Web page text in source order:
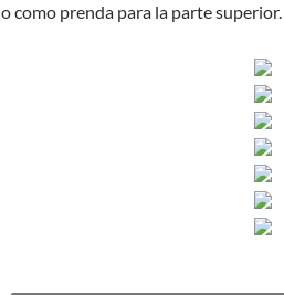
o como prenda para la parte superior.